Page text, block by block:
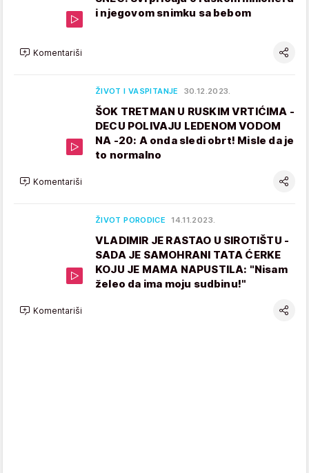
i njegovom snimku sa bebom
Komentariši
ŽIVOT I VASPITANJE 30.12.2023.
ŠOK TRETMAN U RUSKIM VRTIĆIMA -
DECU POLIVAJU LEDENOM VODOM
NA -20: A onda sledi obrt! Misle da je
to normalno
Komentariši
ŽIVOT PORODICE 14.11.2023.
VLADIMIR JE RASTAO U SIROTIŠTU -
SADA JE SAMOHRANI TATA ĆERKE
KOJU JE MAMA NAPUSTILA: "Nisam
želeo da ima moju sudbinu!"
Komentariši